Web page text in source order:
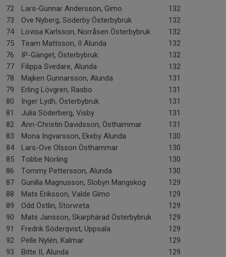
72
Lars-Gunnar Andersson, Gimo
132
73
Ove Nyberg, Söderby Österbybruk
132
74
Lovisa Karlsson, Norråsen Österbybruk
132
75
Team Mattsson, II Alunda
132
76
IP-Gänget, Österbybruk
132
77
Filippa Svedare, Alunda
132
78
Majken Gunnarsson, Alunda
131
79
Erling Lövgren, Rasbo
131
80
Inger Lydh, Österbybruk
131
81
Julia Söderberg, Visby
131
82
Ann-Christin Davidsson, Östhammar
131
83
Mona Ingvarsson, Ekeby Alunda
130
84
Lars-Ove Olsson Östhammar
130
85
Tobbe Norling
130
86
Tommy Pettersson, Alunda
130
87
Gunilla Magnusson, Slobyn Mangskog
129
88
Mats Eriksson, Valde Gimo
129
89
Odd Östlin, Storvreta
129
90
Mats Jansson, Skarphärad Österbybruk
129
91
Fredrik Söderqvist, Uppsala
129
92
Pelle Nylén, Kalmar
129
93
Bitte II, Alunda
129